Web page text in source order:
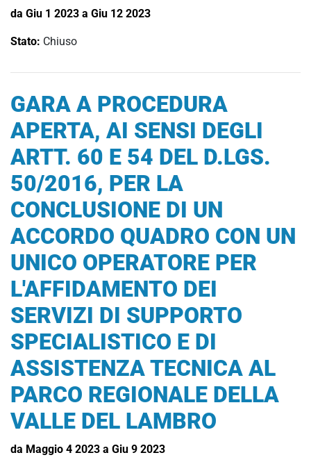
da Giu 1 2023 a Giu 12 2023
Stato: Chiuso
GARA A PROCEDURA
APERTA, AI SENSI DEGLI
ARTT. 60 E 54 DEL D.LGS.
50/2016, PER LA
CONCLUSIONE DI UN
ACCORDO QUADRO CON UN
UNICO OPERATORE PER
L'AFFIDAMENTO DEI
SERVIZI DI SUPPORTO
SPECIALISTICO E DI
ASSISTENZA TECNICA AL
PARCO REGIONALE DELLA
VALLE DEL LAMBRO
da Maggio 4 2023 a Giu 9 2023